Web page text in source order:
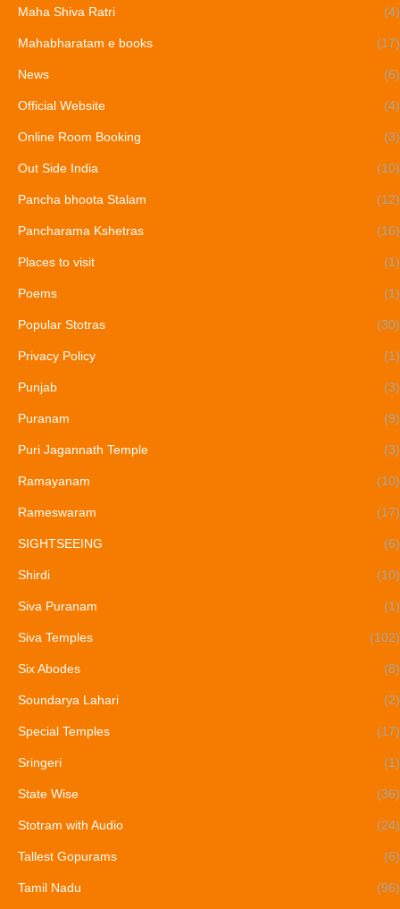
Maha Shiva Ratri (4)
Mahabharatam e books (17)
News (6)
Official Website (4)
Online Room Booking (3)
Out Side India (10)
Pancha bhoota Stalam (12)
Pancharama Kshetras (16)
Places to visit (1)
Poems (1)
Popular Stotras (30)
Privacy Policy (1)
Punjab (3)
Puranam (9)
Puri Jagannath Temple (3)
Ramayanam (10)
Rameswaram (17)
SIGHTSEEING (6)
Shirdi (10)
Siva Puranam (1)
Siva Temples (102)
Six Abodes (8)
Soundarya Lahari (2)
Special Temples (17)
Sringeri (1)
State Wise (36)
Stotram with Audio (24)
Tallest Gopurams (6)
Tamil Nadu (96)